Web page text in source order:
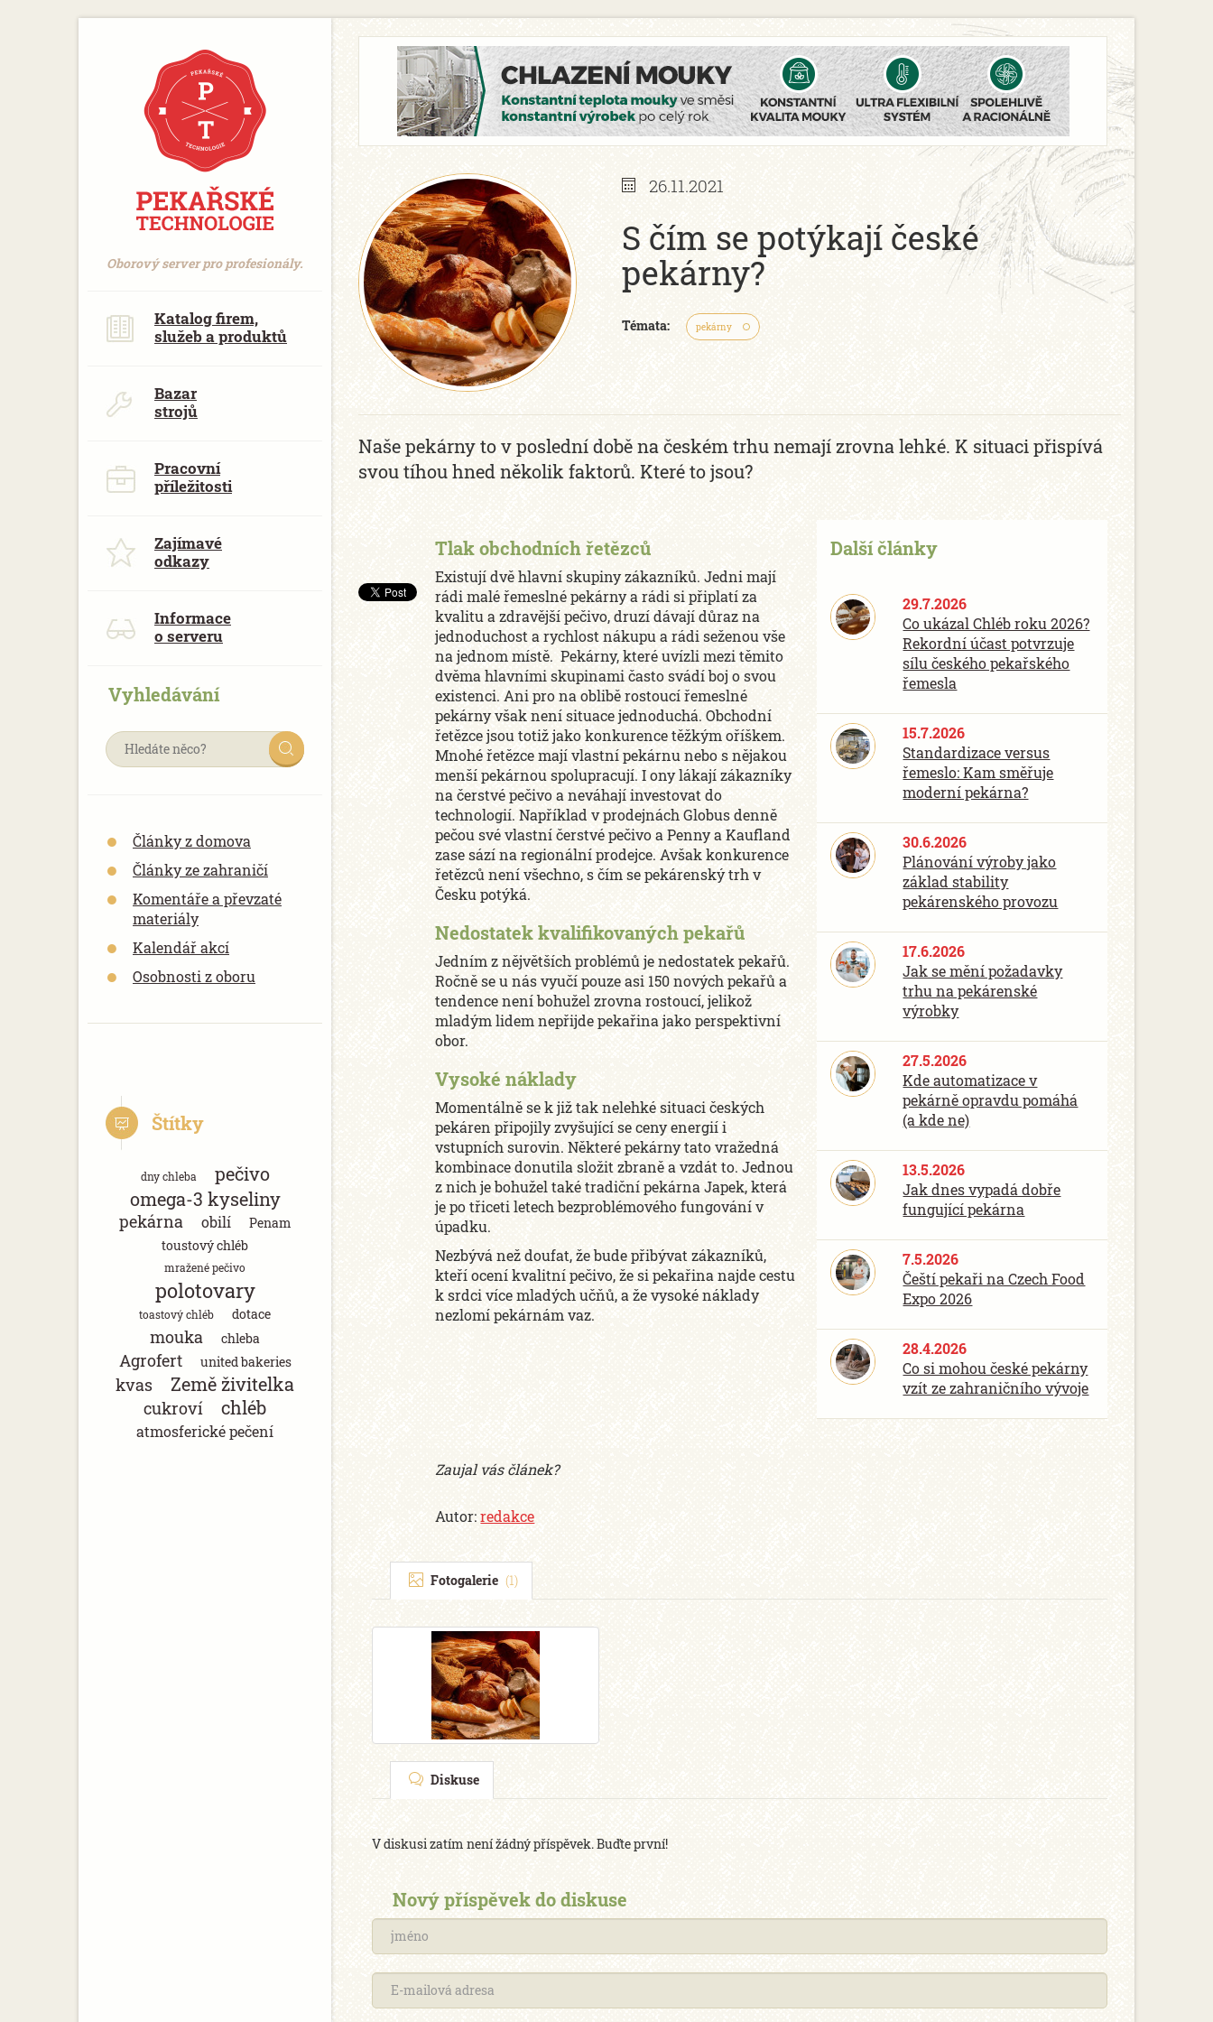
https://www.traditionrolex.com/18
Oborový server pro profesionály.
Katalog firem,
služeb a produktů
Bazar
strojů
Pracovní
příležitosti
Zajímavé
odkazy
Informace
o serveru
Vyhledávání
Články z domova
Články ze zahraničí
Komentáře a převzaté
materiály
Kalendář akcí
Osobnosti z oboru
Štítky
dny chleba
pečivo
omega-3 kyseliny
pekárna obilí
Penam
toustový chléb
mražené pečivo
polotovary
toastový chléb dotace
mouka chleba
Agrofert united bakeries
kvas Země živitelka
cukroví chléb
atmosferické pečení
26.11.2021
S čím se potýkají české
pekárny?
Témata: pekárny
Naše pekárny to v poslední době na českém trhu nemají zrovna lehké. K situaci přispívá
svou tíhou hned několik faktorů. Které to jsou?
Další články
29.7.2026
Co ukázal Chléb roku 2026?
Rekordní účast potvrzuje
sílu českého pekařského
řemesla
15.7.2026
Standardizace versus
řemeslo: Kam směřuje
moderní pekárna?
30.6.2026
Plánování výroby jako
základ stability
pekárenského provozu
17.6.2026
Jak se mění požadavky
trhu na pekárenské
výrobky
27.5.2026
Kde automatizace v
pekárně opravdu pomáhá
(a kde ne)
13.5.2026
Jak dnes vypadá dobře
fungující pekárna
7.5.2026
Čeští pekaři na Czech Food
Expo 2026
28.4.2026
Co si mohou české pekárny
vzít ze zahraničního vývoje
Tlak obchodních řetězců
Existují dvě hlavní skupiny zákazníků. Jedni mají
rádi malé řemeslné pekárny a rádi si připlatí za
kvalitu a zdravější pečivo, druzí dávají důraz na
jednoduchost a rychlost nákupu a rádi seženou vše
na jednom místě. Pekárny, které uvízli mezi těmito
dvěma hlavními skupinami často svádí boj o svou
existenci. Ani pro na oblibě rostoucí řemeslné
pekárny však není situace jednoduchá. Obchodní
řetězce jsou totiž jako konkurence těžkým oříškem.
Mnohé řetězce mají vlastní pekárnu nebo s nějakou
menší pekárnou spolupracují. I ony lákají zákazníky
na čerstvé pečivo a neváhají investovat do
technologií. Například v prodejnách Globus denně
pečou své vlastní čerstvé pečivo a Penny a Kaufland
zase sází na regionální prodejce. Avšak konkurence
řetězců není všechno, s čím se pekárenský trh v
Česku potýká.
Nedostatek kvalifikovaných pekařů
Jedním z nějvětších problémů je nedostatek pekařů.
Ročně se u nás vyučí pouze asi 150 nových pekařů a
tendence není bohužel zrovna rostoucí, jelikož
mladým lidem nepřijde pekařina jako perspektivní
obor.
Vysoké náklady
Momentálně se k již tak nelehké situaci českých
pekáren připojily zvyšující se ceny energií i
vstupních surovin. Některé pekárny tato vražedná
kombinace donutila složit zbraně a vzdát to. Jednou
z nich je bohužel také tradiční pekárna Japek, která
je po třiceti letech bezproblémového fungování v
úpadku.
Nezbývá než doufat, že bude přibývat zákazníků,
kteří ocení kvalitní pečivo, že si pekařina najde cestu
k srdci více mladých učňů, a že vysoké náklady
nezlomí pekárnám vaz.
Zaujal vás článek?
Autor:redakce
Fotogalerie (1)
Diskuse
V diskusi zatím není žádný příspěvek. Buďte první!
Nový příspěvek do diskuse